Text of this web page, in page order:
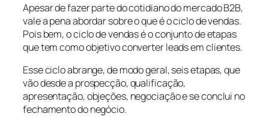
Apesar de fazer parte do cotidiano do mercado B2B,
vale a pena abordar sobre o que é o ciclo de vendas.
Pois bem, o ciclo de vendas é o conjunto de etapas
que tem como objetivo converter leads em clientes.
Esse ciclo abrange, de modo geral, seis etapas, que
vão desde a prospecção, qualificação,
apresentação, objeções, negociação e se conclui no
fechamento do negócio.